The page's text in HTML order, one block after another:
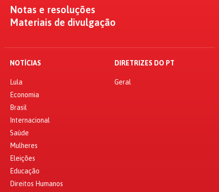
Notas e resoluções
Materiais de divulgação
NOTÍCIAS
Lula
Economia
Brasil
Internacional
Saúde
Mulheres
Eleições
Educação
Direitos Humanos
DIRETRIZES DO PT
Geral